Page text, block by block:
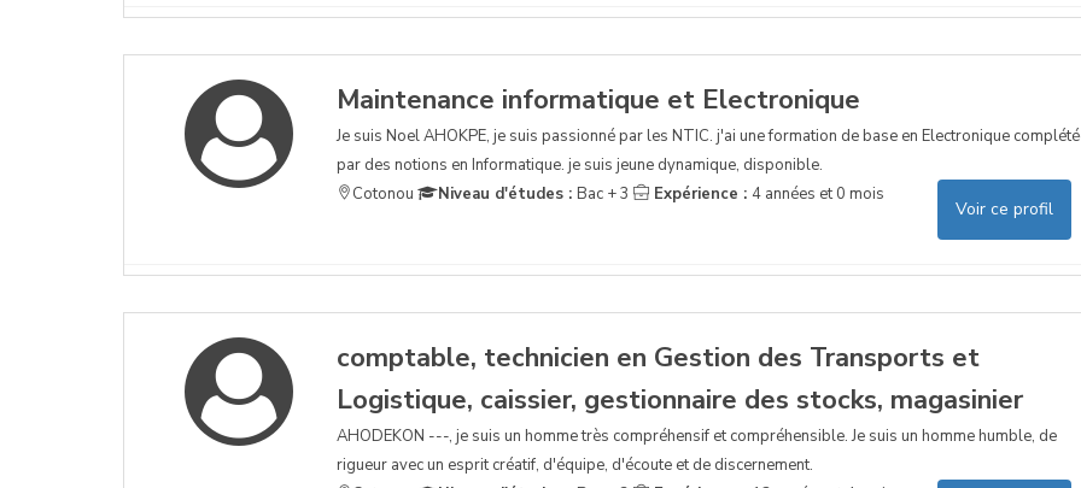
Maintenance informatique et Electronique
Je suis Noel AHOKPE, je suis passionné par les NTIC. j'ai une formation de base en Electronique
par des notions en Informatique. je suis jeune dynamique, disponible.
Cotonou
Niveau d'études : Bac + 3 Expérience : 4 années et 0 mois
Voir ce profil
comptable, technicien en Gestion des Transports et
Logistique, caissier, gestionnaire des stocks, magasinier
AHODEKON ---, je suis un homme très compréhensif et compréhensible. Je suis un homme humble, de
rigueur avec un esprit créatif, d'équipe, d'écoute et de discernement.